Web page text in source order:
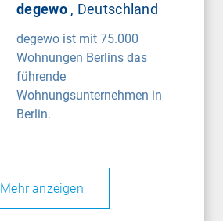
degewo , Deutschland
degewo ist mit 75.000
Wohnungen Berlins das
führende
Wohnungsunternehmen in
Berlin.
Mehr anzeigen